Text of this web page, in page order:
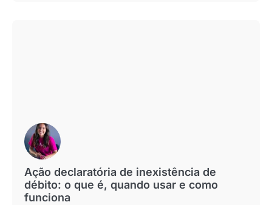
Ação declaratória de inexistência de
débito: o que é, quando usar e como
funciona